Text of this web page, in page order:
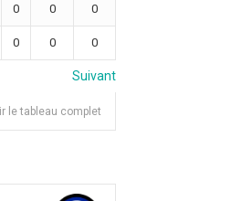
0 0 0
0 0 0
Suivant
le tableau complet